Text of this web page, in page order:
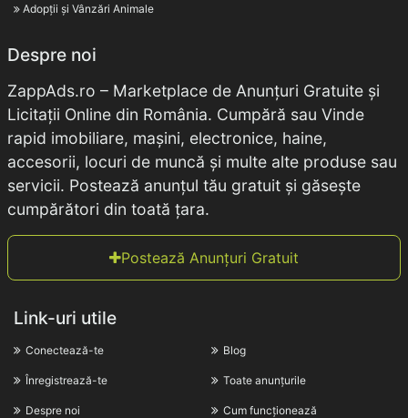
Adopții și Vânzări Animale
Despre noi
ZappAds.ro – Marketplace de Anunțuri Gratuite și
Licitații Online din România. Cumpără sau Vinde
rapid imobiliare, mașini, electronice, haine,
accesorii, locuri de muncă și multe alte produse sau
servicii. Postează anunțul tău gratuit și găsește
cumpărători din toată țara.
Postează Anunțuri Gratuit
Link-uri utile
Conectează-te
Înregistrează-te
Despre noi
Blog
Toate anunțurile
Cum funcționează